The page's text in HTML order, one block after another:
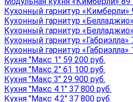
Кухонный гарнитур «Кимберли»
Кухонный гарнитур
Кухонный гарнитур
Кухонный гарнитур «Габриэлла»
Кухонный гарнитур «Габриэлла»
Кухня "Макс 1" 59 200 руб.
Кухня "Макс 2" 61 100 руб.
Кухня "Макс 3" 29 900 руб.
Кухня "Макс 4.1" 37 800 руб.
Кухня "Макс 4.2" 37 800 руб.